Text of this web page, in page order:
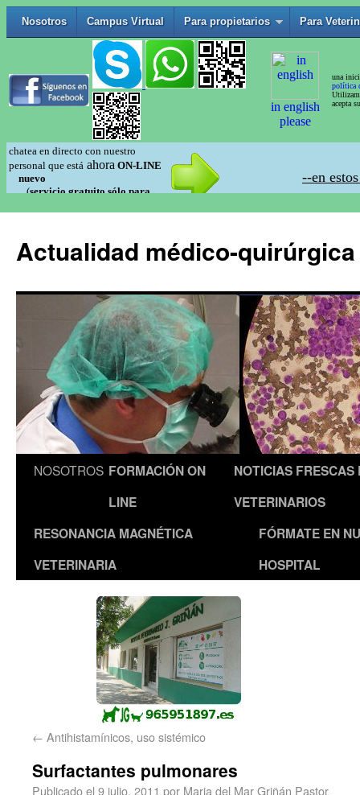
Actualidad médico-
NOSOTROS FORMACIÓN ON
LINE
NOTICIAS FRESCAS
VETERINARIOS
RESONANCIA MAGNÉTICA
VETERINARIA
FÓRMATE EN
HOSPITAL
← Antihistamínicos, uso sistémico
Surfactantes pulmonares
Publicado el 9 julio, 2011 por Maria del Mar Griñán Pastor